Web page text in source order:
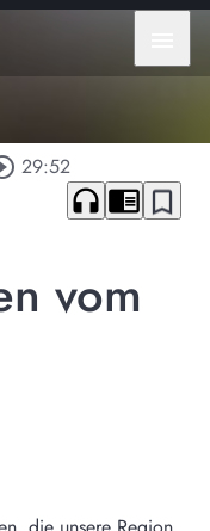
29:52
headphones chrome_reader_mode bookmark_border
vom